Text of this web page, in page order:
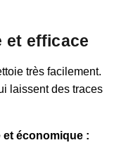
et efficace
très facilement.
laissent des traces
et économique :